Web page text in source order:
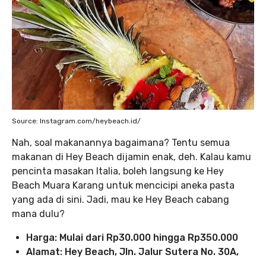
Source: Instagram.com/heybeach.id/
Nah, soal makanannya bagaimana? Tentu semua
makanan di Hey Beach dijamin enak, deh. Kalau kamu
pencinta masakan Italia, boleh langsung ke Hey
Beach Muara Karang untuk mencicipi aneka pasta
yang ada di sini. Jadi, mau ke Hey Beach cabang
mana dulu?
Harga: Mulai dari Rp30.000 hingga Rp350.000
Alamat: Hey Beach, Jln. Jalur Sutera No. 30A,